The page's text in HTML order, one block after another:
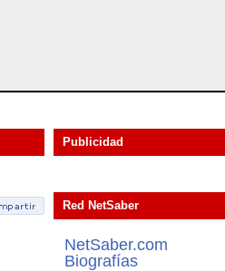
Publicidad
Red NetSaber
NetSaber.com
Biografías